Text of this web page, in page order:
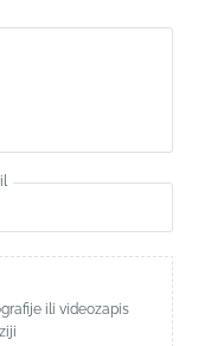
ili videozapis